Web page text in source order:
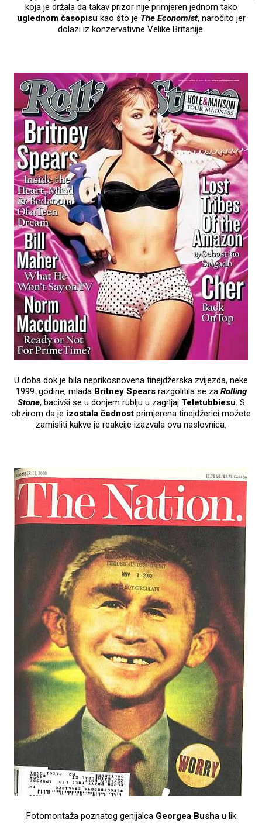
koja je držala da takav prizor nije primjeren jednom tako
uglednom časopisu kao što je The Economist, naročito jer
dolazi iz konzervativne Velike Britanije.
U doba dok je bila neprikosnovena tinejdžerska zvijezda, neke
1999. godine, mlada Britney Spearsrazgolitila se za Rolling
Stone, bacivši se u donjem rublju u zagrljaj Teletubbiesu. S
obzirom da je izostala čednost primjerena tinejdžerici možete
zamisliti kakve je reakcije izazvala ova naslovnica.
Fotomontaža poznatog genijalca Georgea Bushau lik